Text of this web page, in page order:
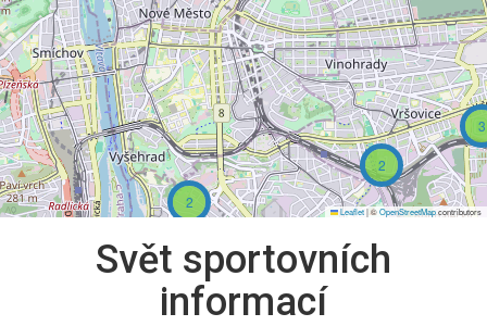
2
2
3
Leaflet|©OpenStreetMapcontributors
Svět sportovních
informací